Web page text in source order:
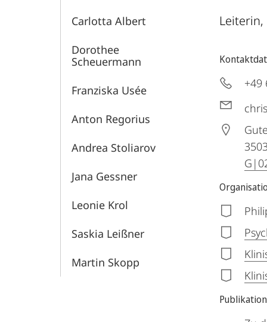
Carlotta Albert
Dorothee
Scheuermann
Franziska Usée
Anton Regorius
Andrea Stoliarov
Jana Gessner
Leonie Krol
Saskia Leißner
Martin Skopp
+49